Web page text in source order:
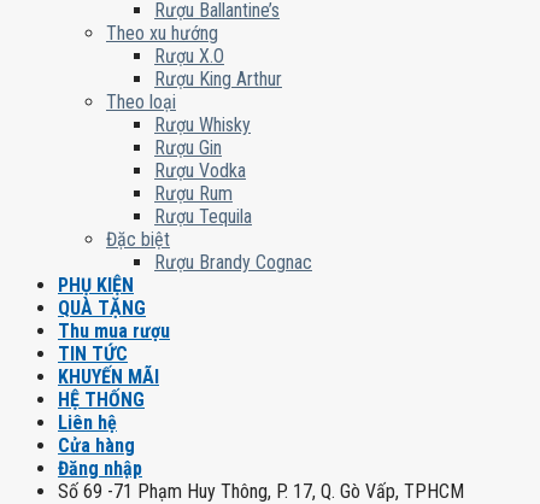
Rượu Ballantine’s
Theo xu hướng
Rượu X.O
Rượu King Arthur
Theo loại
Rượu Whisky
Rượu Gin
Rượu Vodka
Rượu Rum
Rượu Tequila
Đặc biệt
Rượu Brandy Cognac
PHỤ KIỆN
QUÀ TẶNG
Thu mua rượu
TIN TỨC
KHUYẾN MÃI
HỆ THỐNG
Liên hệ
Cửa hàng
Đăng nhập
Số 69 -71 Phạm Huy Thông, P. 17, Q. Gò Vấp, TPHCM